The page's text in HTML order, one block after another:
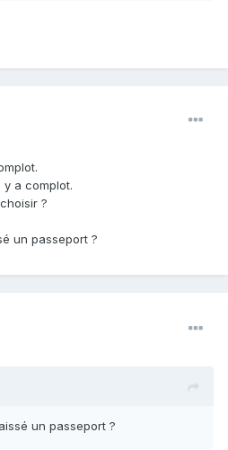
a complot.
?
un passeport ?
un passeport ?